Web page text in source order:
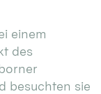
einem
des
besuchten sie